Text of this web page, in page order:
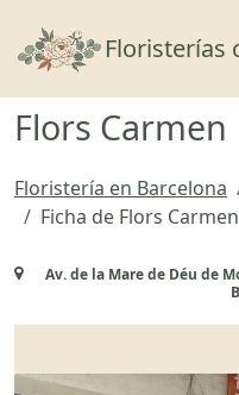
Floristerías
Flors Carmen
Floristería en Barcelona
Ficha de Flors Carmen
Av. de la Mare de Déu de